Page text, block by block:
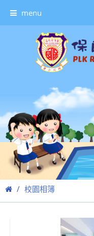
menu
校園相簿